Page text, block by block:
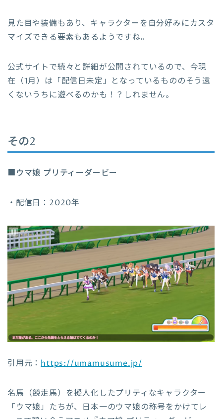
見た目や装備もあり、キャラクターを自分好みにカスタ
マイズできる要素もあるようですね。
公式サイトで続々と詳細が公開されているので、今現
在（1月）は「配信日未定」となっているもののそう遠
くないうちに遊べるのかも！？しれません。
その2
■ウマ娘 プリティーダービー
・配信日：2020年
引用元： https://umamusume.jp/
名馬（競走馬）を擬人化したプリティなキャラクター
「ウマ娘」たちが、日本一のウマ娘の称号をかけてレ